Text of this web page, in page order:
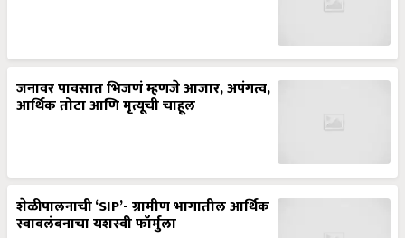
जनावर पावसात भिजणं म्हणजे आजार, अपंगत्व,
आर्थिक तोटा आणि मृत्यूची चाहूल
शेळीपालनाची ‘SIP’- ग्रामीण भागातील आर्थिक
स्वावलंबनाचा यशस्वी फॉर्मुला